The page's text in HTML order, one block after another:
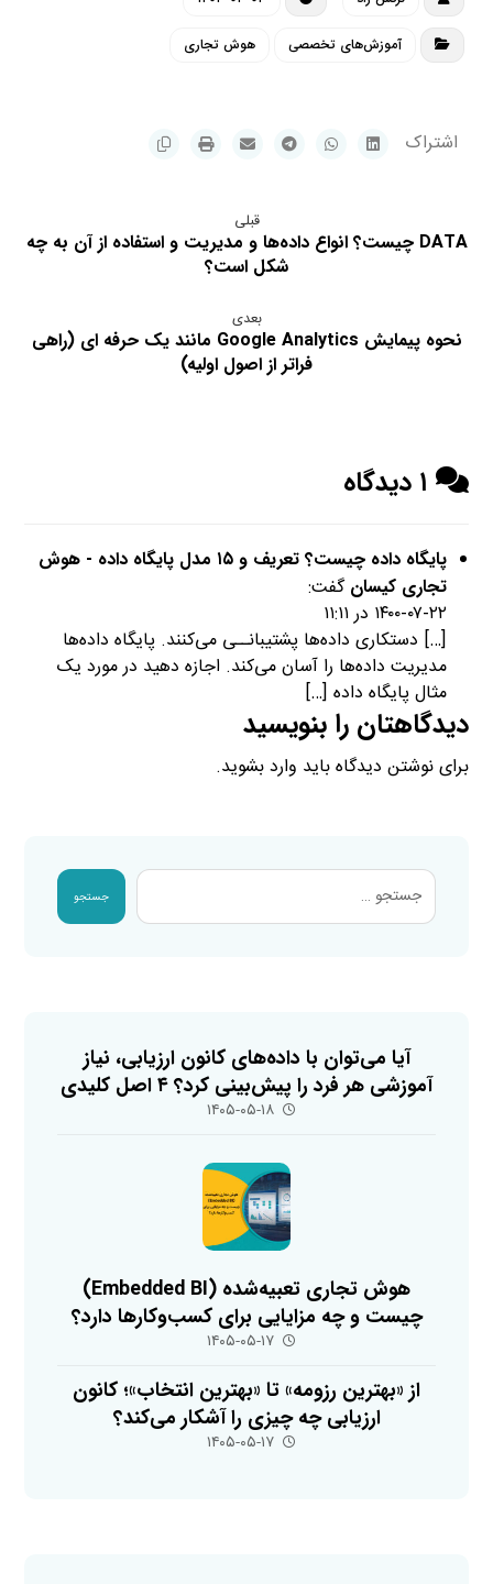
آموزش‌های تخصصی هوش تجاری
قبلی
DATA چیست؟ انواع داده‌ها و مدیریت و استفاده از آن به چه
شکل است؟
بعدی
نحوه پیمایش Google Analytics مانند یک حرفه ای (راهی
فراتر از اصول اولیه)
۱ دیدگاه
پایگاه داده چیست؟ تعریف و ۱۵ مدل پایگاه داده - هوش
تجاری کیسان گفت:
۱۴۰۰-۰۷-۲۲ در ۱۱:۱۱
[…] دستکاری داده‌ها پشتیبانــی می‌کنند. پایگاه داده‌ها
مدیریت داده‌ها را آسان می‌کند. اجازه دهید در مورد یک
مثال پایگاه داده […]
دیدگاهتان را بنویسید
برای نوشتن دیدگاه باید وارد بشوید.
جستجو
آیا می‌توان با داده‌های کانون ارزیابی، نیاز
آموزشی هر فرد را پیش‌بینی کرد؟ ۴ اصل کلیدی
۱۴۰۵-۰۵-۱۸
هوش تجاری تعبیه‌شده (Embedded BI)
چیست و چه مزایایی برای کسب‌وکارها دارد؟
۱۴۰۵-۰۵-۱۷
از «بهترین رزومه» تا «بهترین انتخاب»؛ کانون
ارزیابی چه چیزی را آشکار می‌کند؟
۱۴۰۵-۰۵-۱۷